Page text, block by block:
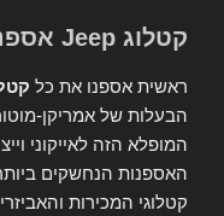
קטלוג Jeep אספנות
ראשית אספנו את כל
הבעלות של אמריקן-
המופלא הזה לאייקוני
האספנות הנחשקים
קטלוגי המכירות